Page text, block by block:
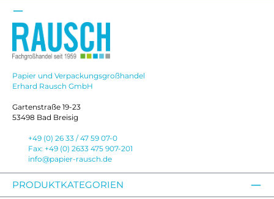
Papier und Verpackungsgroßhandel
Erhard Rausch GmbH
Gartenstraße 19-23
53498 Bad Breisig
+49 (0) 26 33 / 47 59 07-0
Fax: +49 (0) 2633 475 907-201
info@papier-rausch.de
PRODUKTKATEGORIEN